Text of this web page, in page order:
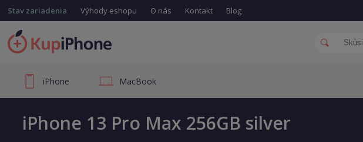
Stav zariadenia Výhody eshopu O nás Kontakt Blog
iPhone MacBook
iPhone 13 Pro Max 256GB silver